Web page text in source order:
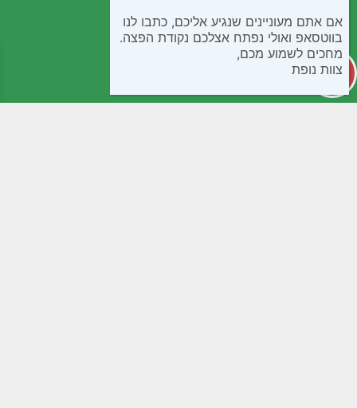
אם אתם מעוניינים שנגיע אליכם, כתבו לנו
בווטסאפ ואולי נפתח אצלכם נקודת הפצה.
מחכים לשמוע מכם,
צוות נופת